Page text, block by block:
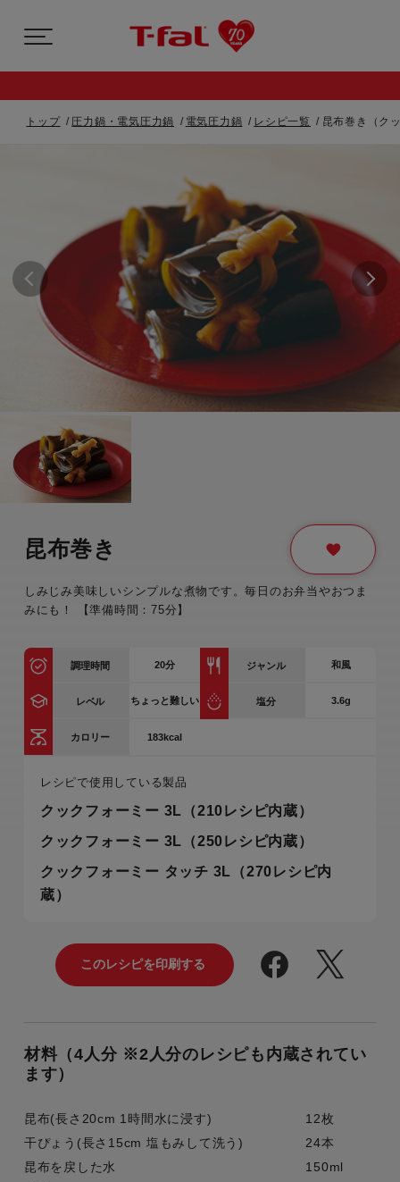
トップ 圧力鍋・電気圧力鍋 電気圧力鍋 レシピ一覧 昆布巻き（ク
昆布巻き
しみじみ美味しいシンプルな煮物です。毎日のお弁当やおつま
みにも！ 【準備時間：75分】
調理時間 20分 ジャンル 和風
レベル ちょっと難しい 塩分 3.6g
カロリー 183kcal
レシピで使用している製品
クックフォーミー 3L（210レシピ内蔵）
クックフォーミー 3L（250レシピ内蔵）
クックフォーミー タッチ 3L（270レシピ内
蔵）
材料（4人分 ※2人分のレシピも内蔵されてい
ます）
昆布(長さ20cm 1時間水に浸す)
12枚
干ぴょう(長さ15cm 塩もみして洗う)
24本
昆布を戻した水
150ml